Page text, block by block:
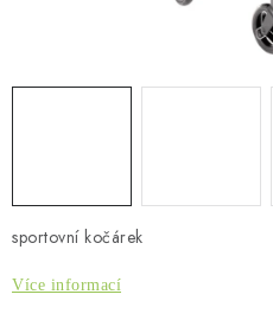
STŘEŠNÍ KOŠE
sportovní kočárek
Více informací